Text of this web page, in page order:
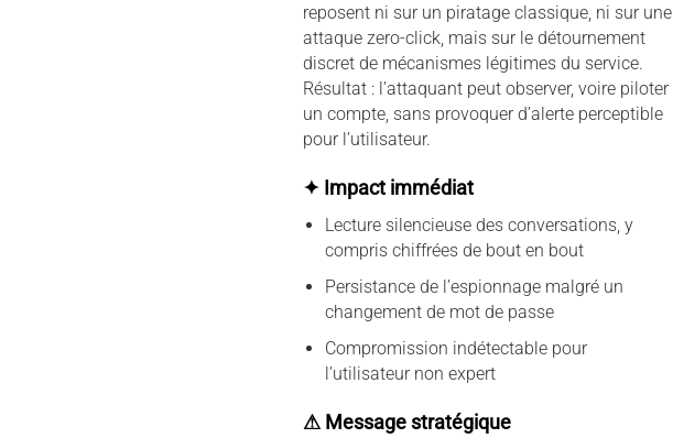
reposent ni sur un piratage classique, ni sur une
attaque zero-click, mais sur le détournement
discret de mécanismes légitimes du service.
Résultat : l’attaquant peut observer, voire piloter
un compte, sans provoquer d’alerte perceptible
pour l’utilisateur.
✦ Impact immédiat
Lecture silencieuse des conversations, y
compris chiffrées de bout en bout
Persistance de l’espionnage malgré un
changement de mot de passe
Compromission indétectable pour
l’utilisateur non expert
⚠ Message stratégique